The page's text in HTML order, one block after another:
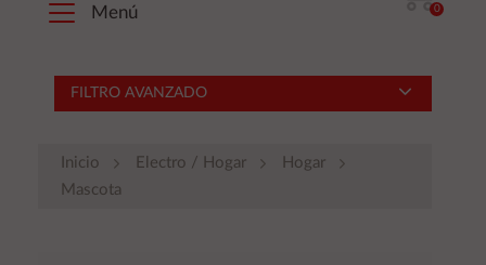
Menú 0
FILTRO AVANZADO
Inicio Electro / Hogar
Hogar
Mascota